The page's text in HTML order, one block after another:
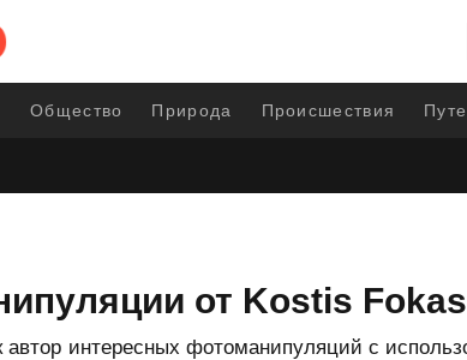
Общество Природа Происшествия
от Kostis Fokas
автор интересных фотоманипуляций с